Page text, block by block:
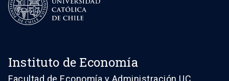
Instituto de Economía
Facultad de Economía y Administración UC